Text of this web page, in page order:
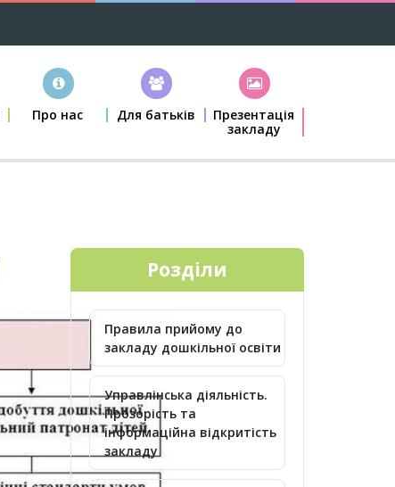
Про нас Для батьків
Презентація
закладу
Розділи
Правила прийому до
закладу дошкільної освіти
Управлінська діяльність.
Прозорість та
інформаційна відкритість
закладу